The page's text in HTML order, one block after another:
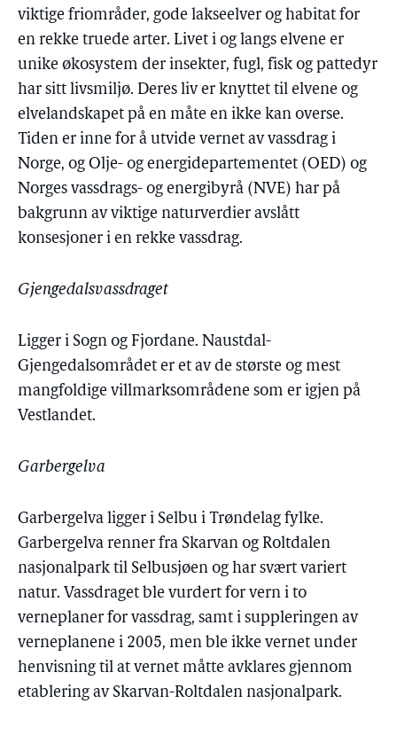
viktige friområder, gode lakseelver og habitat for
en rekke truede arter. Livet i og langs elvene er
unike økosystem der insekter, fugl, fisk og pattedyr
har sitt livsmiljø. Deres liv er knyttet til elvene og
elvelandskapet på en måte en ikke kan overse.
Tiden er inne for å utvide vernet av vassdrag i
Norge, og Olje- og energidepartementet (OED) og
Norges vassdrags- og energibyrå (NVE) har på
bakgrunn av viktige naturverdier avslått
konsesjoner i en rekke vassdrag.
Gjengedalsvassdraget
Ligger i Sogn og Fjordane. Naustdal-
Gjengedalsområdet er et av de største og mest
mangfoldige villmarksområdene som er igjen på
Vestlandet.
Garbergelva
Garbergelva ligger i Selbu i Trøndelag fylke.
Garbergelva renner fra Skarvan og Roltdalen
nasjonalpark til Selbusjøen og har svært variert
natur. Vassdraget ble vurdert for vern i to
verneplaner for vassdrag, samt i suppleringen av
verneplanene i 2005, men ble ikke vernet under
henvisning til at vernet måtte avklares gjennom
etablering av Skarvan-Roltdalen nasjonalpark.